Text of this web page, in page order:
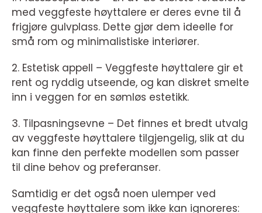
med veggfeste høyttalere er deres evne til å
frigjøre gulvplass. Dette gjør dem ideelle for
små rom og minimalistiske interiører.
2. Estetisk appell – Veggfeste høyttalere gir et
rent og ryddig utseende, og kan diskret smelte
inn i veggen for en sømløs estetikk.
3. Tilpasningsevne – Det finnes et bredt utvalg
av veggfeste høyttalere tilgjengelig, slik at du
kan finne den perfekte modellen som passer
til dine behov og preferanser.
Samtidig er det også noen ulemper ved
veggfeste høyttalere som ikke kan ignoreres: